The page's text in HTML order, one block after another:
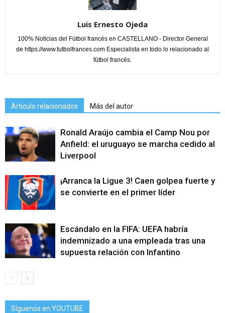
Luis Ernesto Ojeda
100% Noticias del Fútbol francés en CASTELLANO - Director General
de https://www.futbolfrances.com Especialista en todo lo relacionado al
fútbol francés.
Artículo relacionados Más del autor
Ronald Araújo cambia el Camp Nou por
Anfield: el uruguayo se marcha cedido al
Liverpool
¡Arranca la Ligue 3! Caen golpea fuerte y
se convierte en el primer líder
Escándalo en la FIFA: UEFA habría
indemnizado a una empleada tras una
supuesta relación con Infantino
Síguenos en YOUTUBE